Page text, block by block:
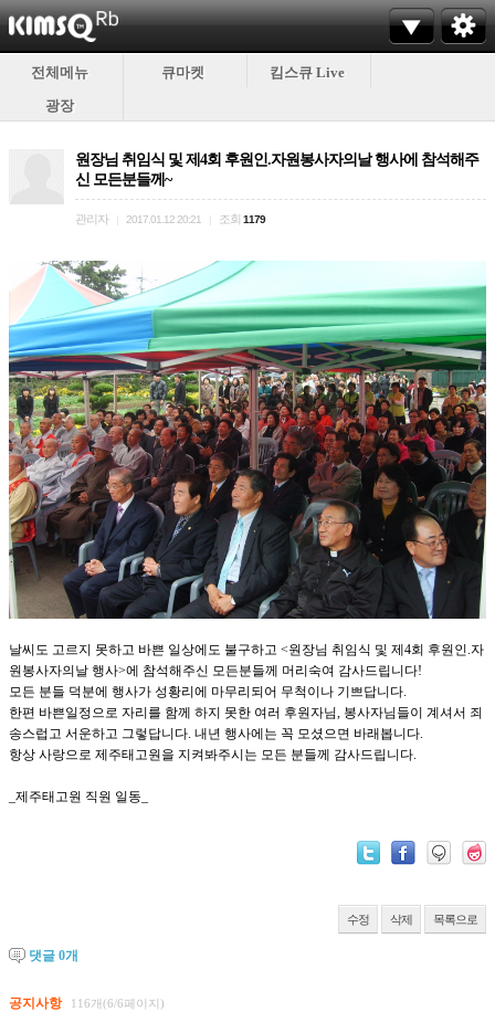
전체메뉴 큐마켓
킴스큐 Live
광장
원장님 취임식 및 제4회 후원인.자원봉사자의날 행사에 참석해주
신 모든분들께~
관리자 2017.01.12 20:21 조회 1179
날씨도 고르지 못하고 바쁜 일상에도 불구하고 <원장님 취임식 및 제4회 후원인.자
원봉사자의날 행사>에 참석해주신 모든분들께 머리숙여 감사드립니다!
모든 분들 덕분에 행사가 성황리에 마무리되어 무척이나 기쁘답니다.
한편 바쁜일정으로 자리를 함께 하지 못한 여러 후원자님, 봉사자님들이 계셔서 죄
송스럽고 서운하고 그렇답니다. 내년 행사에는 꼭 모셨으면 바래봅니다.
항상 사랑으로 제주태고원을 지켜봐주시는 모든 분들께 감사드립니다.
_제주태고원 직원 일동_
수정 삭제 목록으로
댓글 0개
공지사항 116개(6/6페이지)